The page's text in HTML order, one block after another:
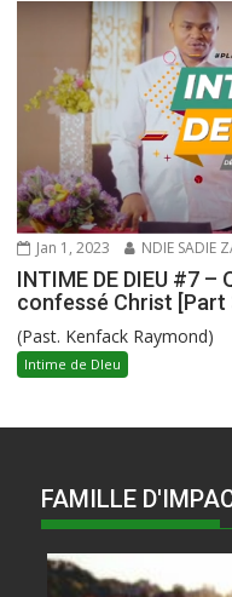
Jan 1, 2023 NDIE SADIE
INTIME DE DIEU #7
confessé Christ [Part
(Past. Kenfack Raymond)
Intime de DIeu
FAMILLE